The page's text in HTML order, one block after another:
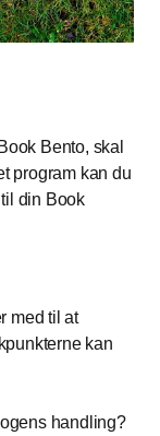
Bento, skal
program kan du
din Book
med til at
kan
handling?